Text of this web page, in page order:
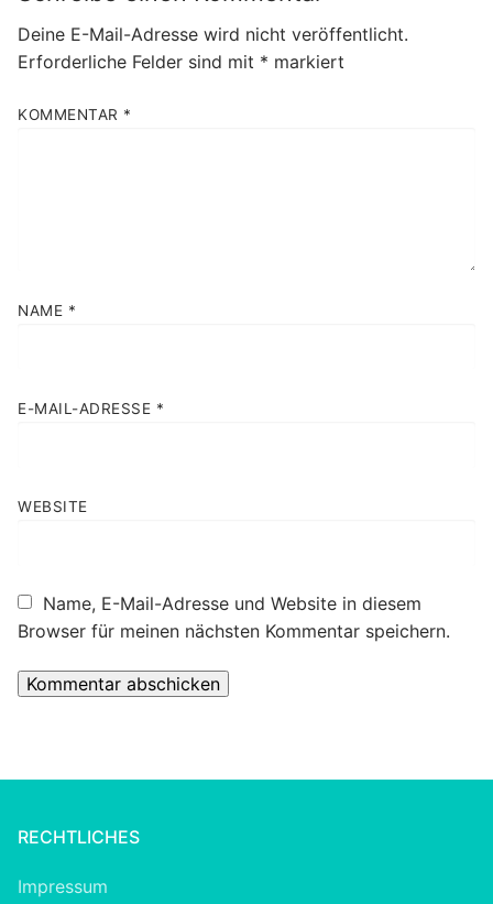
Deine E-Mail-Adresse wird nicht veröffentlicht.
Erforderliche Felder sind mit * markiert
KOMMENTAR *
NAME *
E-MAIL-ADRESSE *
WEBSITE
Name, E-Mail-Adresse und Website in diesem
Browser für meinen nächsten Kommentar speichern.
RECHTLICHES
Impressum